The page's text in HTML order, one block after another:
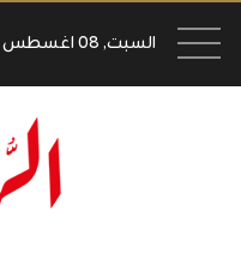
السبت, 08 اغسطس 2026